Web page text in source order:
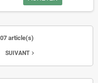
article(s)
SUIVANTnavigate_next